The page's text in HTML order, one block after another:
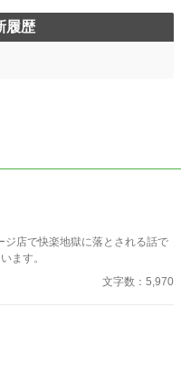
履歴
ジ店で快楽地獄に落とされる話で
ます。
文字数：5,970